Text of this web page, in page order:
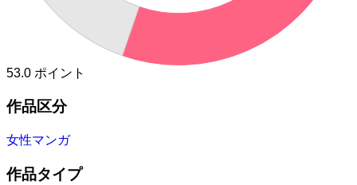
53.0 ポイント
作品区分
女性マンガ
作品タイプ